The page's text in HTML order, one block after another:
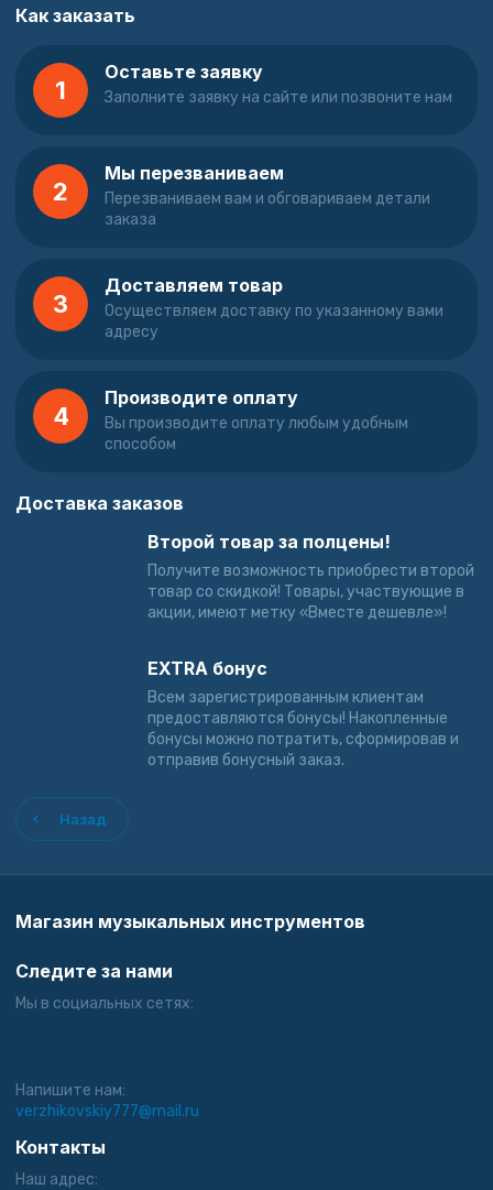
Как заказать
1
Оставьте заявку
Заполните заявку на сайте или позвоните нам
2
Мы перезваниваем
Перезваниваем вам и обговариваем детали
заказа
3
Доставляем товар
Осуществляем доставку по указанному вами
адресу
4
Производите оплату
Вы производите оплату любым удобным
способом
Доставка заказов
Второй товар за полцены!
Получите возможность приобрести второй
товар со скидкой! Товары, участвующие в
акции, имеют метку «Вместе дешевле»!
EXTRA бонус
Всем зарегистрированным клиентам
предоставляются бонусы! Накопленные
бонусы можно потратить, сформировав и
отправив бонусный заказ.
Назад
Магазин музыкальных инструментов
Следите за нами
Мы в социальных сетях:
Напишите нам:
verzhikovskiy777@mail.ru
Контакты
Наш адрес: